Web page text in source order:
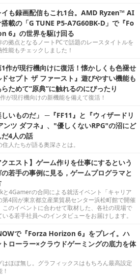
イも録画配信もこれ1台。AMD Ryzen™ AI
載の「G TUNE P5-A7G60BK-D」で『Fo
6』の世界を駆け回る
の拠点となるノートPCで話題のレースタイトルを
能もチェックしました！
作が現行機向けに復活！懐かしくも色褪せ
セプト ザ ファースト』遊びやすい機能も
ためて“原典”に触れるのにぴったり
が現行機向けの新機能を備えて復活！
しいものだ」 ─『FF11』と『ウィザードリ
ンツ ダフネ』、"優しくないRPG"の沼にど
4人の話
人たちが語る奥深さとは。
クエスト】ゲーム作りを仕事にするという
若手の事例に見る，ゲームプログラマと
4Gamerの合同による就活イベント「キャリア
第4回が東京都立産業貿易センター浜松町館で開催
このイベントに合わせて取材した、各社の現場で
る若手社員へのインタビューをお届けします。
で『Forza Horizon 6』をプレイ。ハ
ローラー×クラウドゲーミングの底力を体
はほぼ無し。グラフィックスはもちろん最高設定